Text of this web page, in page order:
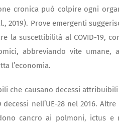
cronica può colpire ogni
Prove emergenti
la suscettibilità al COVID-19,
abbreviando vite
l’economia.
che causano decessi
nell’UE-28 nel 2016.
cancro ai polmoni, ictus e